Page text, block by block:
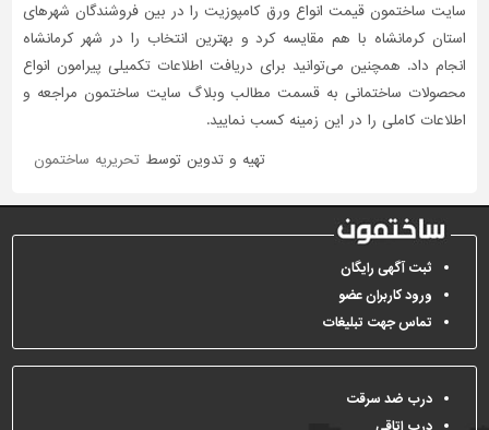
سایت ساختمون قیمت انواع ورق کامپوزیت را در بین فروشندگان شهرهای
استان کرمانشاه با هم مقایسه کرد و بهترین انتخاب را در شهر کرمانشاه
انجام داد. همچنین می‌توانید برای دریافت اطلاعات تکمیلی پیرامون انواع
محصولات ساختمانی به قسمت مطالب وبلاگ سایت ساختمون مراجعه و
اطلاعات کاملی را در این زمینه کسب نمایید.
تهیه و تدوین توسط تحریریه ساختمون
ثبت آگهی رایگان
ورود کاربران عضو
تماس جهت تبلیغات
درب ضد سرقت